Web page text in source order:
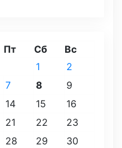
Пт Сб Вс
1
2
7 8
9
14 15
16
21 22
23
28 29
30